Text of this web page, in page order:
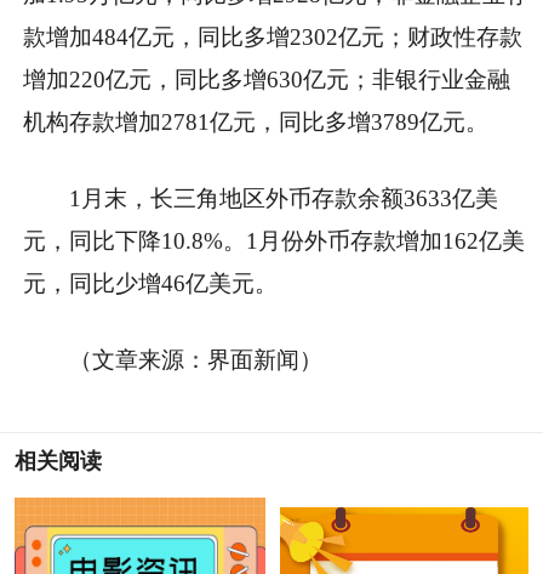
款增加484亿元，同比多增2302亿元；财政性存款
增加220亿元，同比多增630亿元；非银行业金融
机构存款增加2781亿元，同比多增3789亿元。
1月末，长三角地区外币存款余额3633亿美
元，同比下降10.8%。1月份外币存款增加162亿美
元，同比少增46亿美元。
（文章来源：界面新闻）
相关阅读